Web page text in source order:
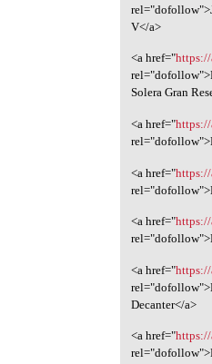
V</a>
<a href="https://
Solera Gran
<a href="https://
<a href="https://
<a href="https://
<a href="https://
Decanter</a>
<a href="https://